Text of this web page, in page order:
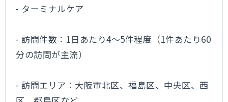
- ターミナルケア
- 訪問件数：1日あたり4～5件程度（1件あたり60
分の訪問が主流）
- 訪問エリア：大阪市北区、福島区、中央区、西